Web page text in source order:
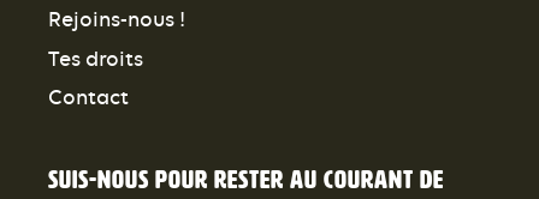
Rejoins-nous !
Tes droits
Contact
Suis-nous pour rester au courant de